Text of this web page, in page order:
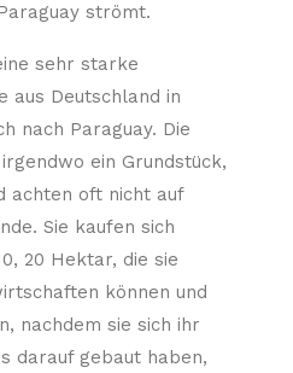
strömt.
sehr starke
aus Deutschland in
nach Paraguay. Die
ein Grundstück,
achten oft nicht auf
Sie kaufen sich
20 Hektar, die sie
können und
nachdem sie sich ihr
darauf gebaut haben,